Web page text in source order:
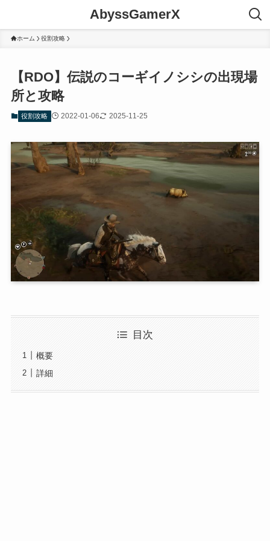
AbyssGamerX
ホーム 役割攻略
【RDO】伝説のコーギイノシシの出現場
所と攻略
役割攻略 2022-01-06 2025-11-25
目次
概要
詳細